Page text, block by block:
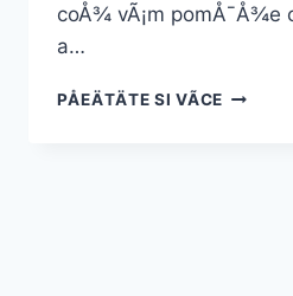
coÅ¾ vÃ¡m pomÅ¯Å¾e
a…
PÅEÄTÄTE SI VÃ­CE